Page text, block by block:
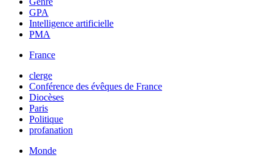
GPA
Intelligence artificielle
PMA
France
clerge
Conférence des évêques de France
Diocèses
Paris
Politique
profanation
Monde